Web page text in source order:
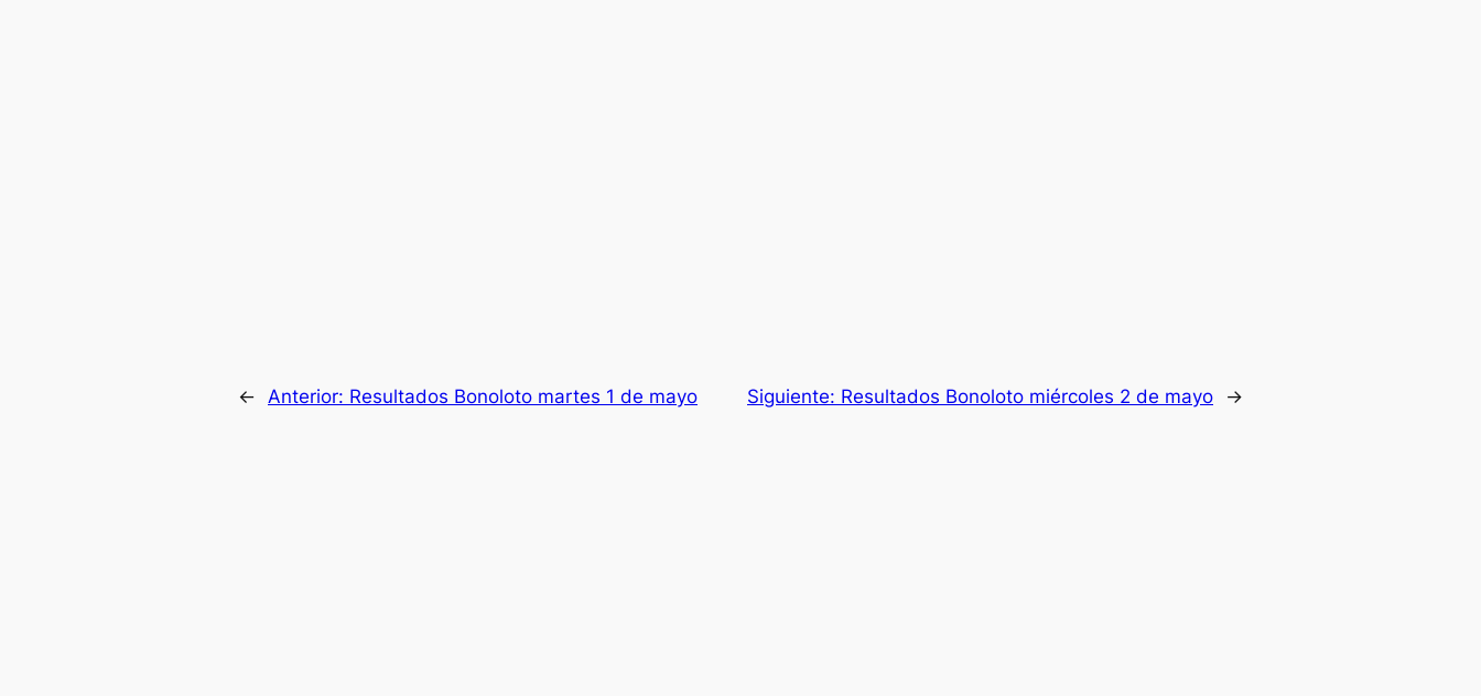
← Anterior: Resultados Bonoloto martes 1 de mayo Siguiente: Resultados Bonoloto miércoles 2 de mayo →